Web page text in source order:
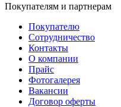
Покупателям и партнерам
Покупателю
Сотрудничество
Контакты
О компании
Прайс
Фотогалерея
Вакансии
Договор оферты